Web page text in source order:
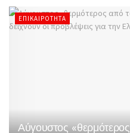
ΕΠΙΚΑΙΡΌΤΗΤΑ
Αύγουστος